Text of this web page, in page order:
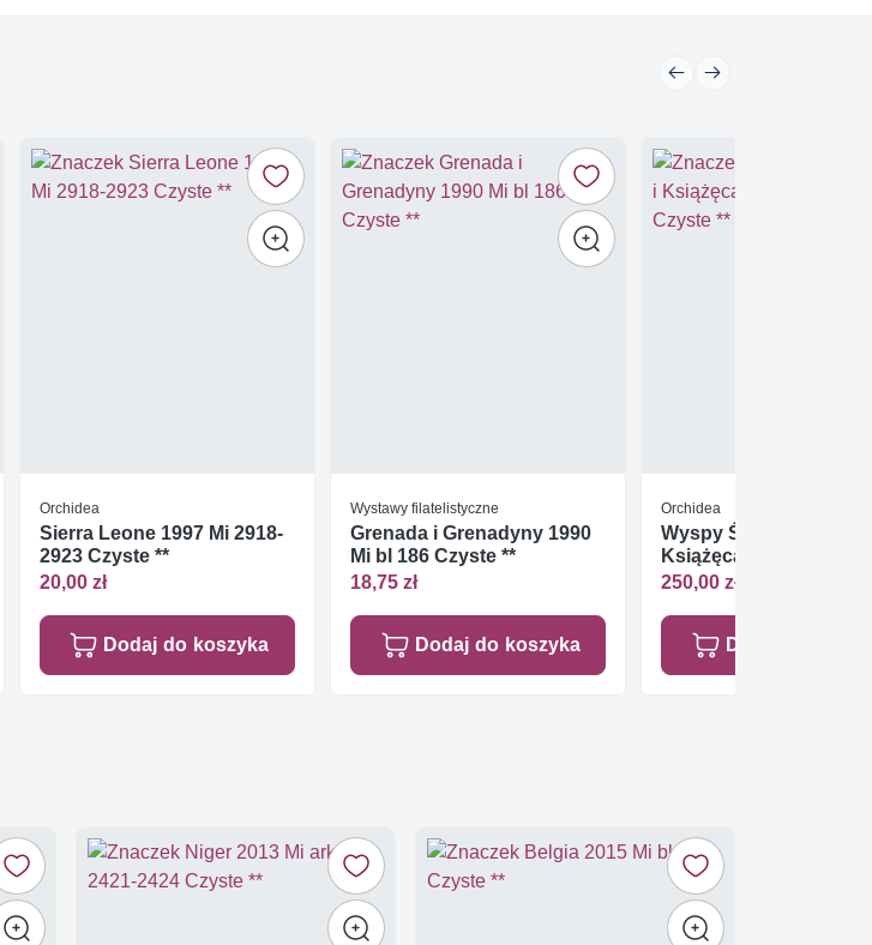
Orchidea
Sierra Leone 1997 Mi 2918-
2923 Czyste **
20,00 zł
Dodaj do koszyka
Wystawy filatelistyczne
Grenada i Grenadyny 1990
Mi bl 186 Czyste **
18,75 zł
Dodaj do koszyka
Orchidea
Wyspy Św. Tomasza i
Książęca 2008 Mi
Czyste **
250,00 zł
Dodaj do